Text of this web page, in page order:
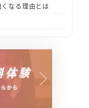
なる理由とは